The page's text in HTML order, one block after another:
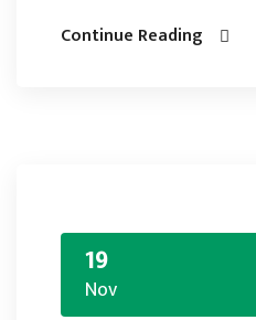
Continue Reading
19
Nov